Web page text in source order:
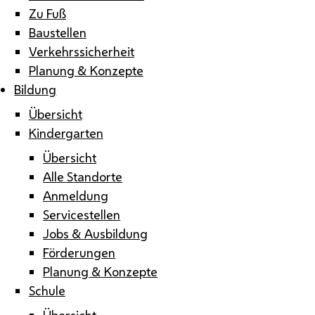
Zu Fuß
Baustellen
Verkehrssicherheit
Planung & Konzepte
Bildung
Übersicht
Kindergarten
Übersicht
Alle Standorte
Anmeldung
Servicestellen
Jobs & Ausbildung
Förderungen
Planung & Konzepte
Schule